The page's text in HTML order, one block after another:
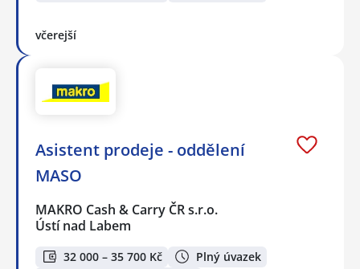
včerejší
Asistent prodeje - oddělení
MASO
MAKRO Cash & Carry ČR s.r.o.
Ústí nad Labem
32 000 – 35 700 Kč
Plný úvazek